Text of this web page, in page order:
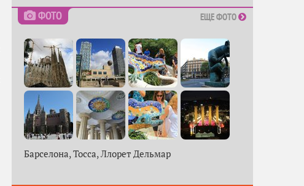
ФОТО ЕЩЕ ФОТО
Барселона, Тосса, Ллорет Дельмар